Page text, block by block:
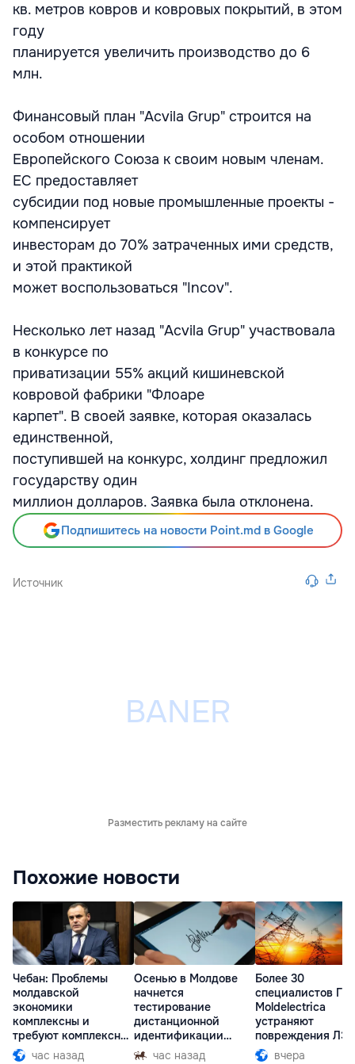
кв. метров ковров и ковровых покрытий, в этом
году
планируется увеличить производство до 6
млн.
Финансовый план "Acvila Grup" строится на
особом отношении
Европейского Союза к своим новым членам.
ЕС предоставляет
субсидии под новые промышленные проекты -
компенсирует
инвесторам до 70% затраченных ими средств,
и этой практикой
может воспользоваться "Incov".
Несколько лет назад "Acvila Grup" участвовала
в конкурсе по
приватизации 55% акций кишиневской
ковровой фабрики "Флоаре
карпет". В своей заявке, которая оказалась
единственной,
поступившей на конкурс, холдинг предложил
государству один
миллион долларов. Заявка была отклонена.
Подпишитесь на новости Point.md в Google
Источник
Разместить рекламу на сайте
Похожие новости
Чебан: Проблемы
молдавской
экономики
комплексны и
требуют комплексных
решений
час назад
Осенью в Молдове
начнется
тестирование
дистанционной
идентификации
граждан
час назад
Более 30
специалистов ГП
Moldelectrica
устраняют
повреждения
Бельцы-
вчера